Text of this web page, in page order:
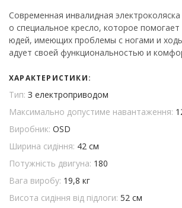
Современная инвалидная
о специальное кресло, которое
юдей, имеющих проблемы с ногами и
адует своей функциональностью и
ХАРАКТЕРИСТИКИ:
Тип: З електроприводом
Максимально допустиме навантаження:
Виробник: OSD
Ширина сидіння: 42 см
Потужність двигуна: 180
Вага виробу: 19,8 кг
Висота сидіння від підлоги: 52 см